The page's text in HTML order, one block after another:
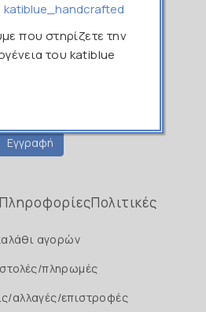
Εγγραφή
ΠληροφορίεςΠολιτικές
αγορών
πληρωμές
αλλαγές/επιστροφές
katiblue_handcrafted
που στηρίζετε την
του katiblue